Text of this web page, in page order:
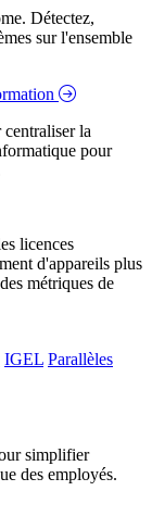
Détectez,
sur l'ensemble
la
pour
licences
d'appareils plus
métriques de
IGEL Parallèles
simplifier
des employés.